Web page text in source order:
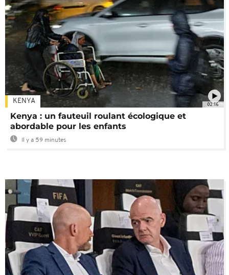
02:16
KENYA
Kenya : un fauteuil roulant écologique et
abordable pour les enfants
Il y a 59 minutes